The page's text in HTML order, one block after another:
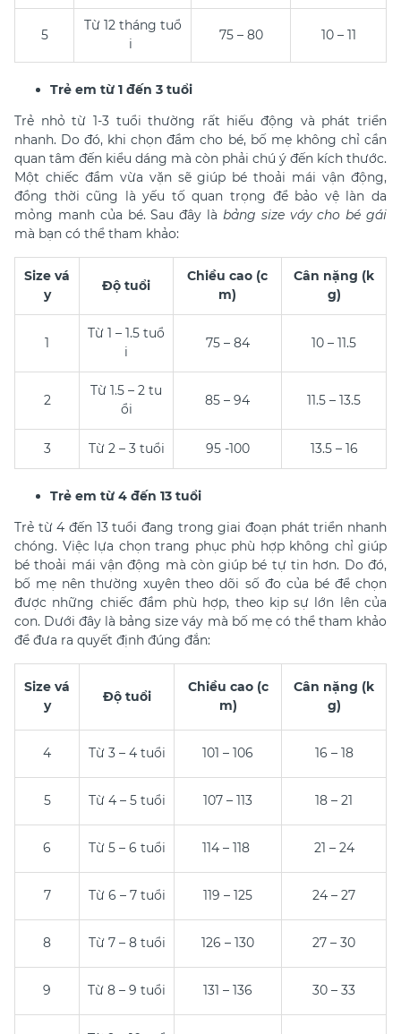
5
Từ 12 tháng tuổ
i
75 – 80 10 – 11
Trẻ em từ 1 đến 3 tuổi
Trẻ nhỏ từ 1-3 tuổi thường rất hiếu động và phát triển
nhanh. Do đó, khi chọn đầm cho bé, bố mẹ không chỉ cần
quan tâm đến kiểu dáng mà còn phải chú ý đến kích thước.
Một chiếc đầm vừa vặn sẽ giúp bé thoải mái vận động,
đồng thời cũng là yếu tố quan trọng để bảo vệ làn da
mỏng manh của bé. Sau đây là bảng size váy cho bé gái
mà bạn có thể tham khảo:
Size vá
y
Độ tuổi
Chiều cao (c
m)
Cân nặng (k
g)
1
Từ 1 – 1.5 tuổ
i
75 – 84 10 – 11.5
2
Từ 1.5 – 2 tu
ổi
85 – 94 11.5 – 13.5
3 Từ 2 – 3 tuổi 95 -100 13.5 – 16
Trẻ em từ 4 đến 13 tuổi
Trẻ từ 4 đến 13 tuổi đang trong giai đoạn phát triển nhanh
chóng. Việc lựa chọn trang phục phù hợp không chỉ giúp
bé thoải mái vận động mà còn giúp bé tự tin hơn. Do đó,
bố mẹ nên thường xuyên theo dõi số đo của bé để chọn
được những chiếc đầm phù hợp, theo kịp sự lớn lên của
con. Dưới đây là bảng size váy mà bố mẹ có thể tham khảo
để đưa ra quyết định đúng đắn:
Size vá
y
Độ tuổi
Chiều cao (c
m)
Cân nặng (k
g)
4 Từ 3 – 4 tuổi 101 – 106 16 – 18
5 Từ 4 – 5 tuổi 107 – 113 18 – 21
6 Từ 5 – 6 tuổi 114 – 118 21 – 24
7 Từ 6 – 7 tuổi 119 – 125 24 – 27
8 Từ 7 – 8 tuổi 126 – 130 27 – 30
9 Từ 8 – 9 tuổi 131 – 136 30 – 33